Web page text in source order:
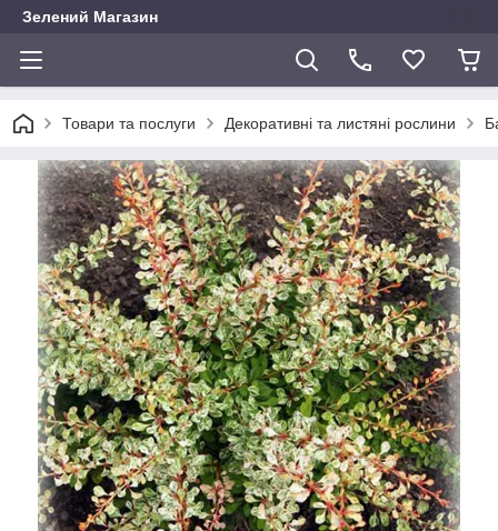
Зелений Магазин
Товари та послуги Декоративні та листяні рослини